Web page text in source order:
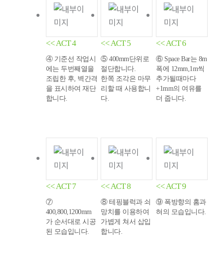
<< ACT 4
④ 기준선 작업시
에는 두번째열을
조립한 후, 벽간격
을 표시하여 재단
합니다.
<< ACT 5
⑤ 400mm단위로
절단합니다.
한쪽 조각은 마무
리할 때 사용합니
다.
<< ACT 6
⑥ Space Bar는 8m
폭에 12mm,1m씩
추가될때마다
+1mm의 여유를
더 줍니다.
<< ACT 7
⑦
400,800,1200mm
가 순서대로 시공
된 모습입니다.
<< ACT 8
⑧ 테핑블럭과 쇠
망치를 이용하여
가볍게 쳐서 삽입
합니다.
<< ACT 9
⑨ 폭방향의 홈과
혀의 모습입니다.